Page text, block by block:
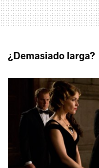
¿Demasiado larga?